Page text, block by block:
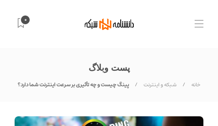
0
پست وبلاگ
خانه شبکه و اینترنت پینگ چیست و چه تأثیری بر سرعت اینترنت شما دارد؟